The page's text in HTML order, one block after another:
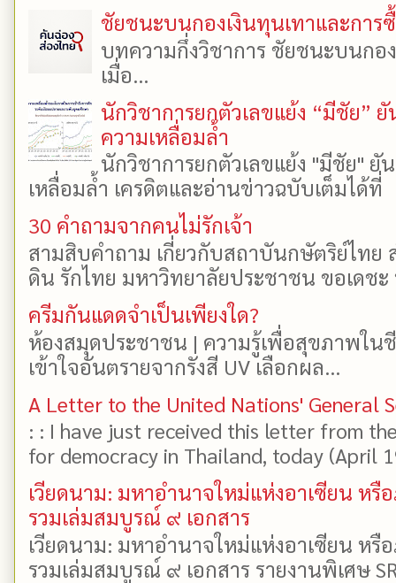
ชัยชนะบนกองเงินทุนเทาและการ
บทความกึ่งวิชาการ ชัยชนะบนกอ
เมื่อ...
นักวิชาการยกตัวเลขแย้ง “มีชัย”
ความเหลื่อมล้ำ
นักวิชาการยกตัวเลขแย้ง "มีชัย"
เหลื่อมล้ำ เครดิตและอ่านข่าวฉบับเต็มได้
30 คำถามจากคนไม่รักเจ้า
สามสิบคำถาม เกี่ยวกับสถาบันกษัตริย์ไทย
ดิน รักไทย มหาวิทยาลัยประชาชน ขอเดช
ครีมกันแดดจำเป็นเพียงใด?
ห้องสมุดประชาชน | ความรู้เพื่อสุขภาพใน
เข้าใจอันตรายจากรังสี UV เลือกผล...
A Letter to the United Nations' General
: : I have just received this letter from
for democracy in Thailand, today (April
เวียดนาม: มหาอำนาจใหม่แห่งอาเซียน ห
รวมเล่มสมบูรณ์ ๙ เอกสาร
เวียดนาม: มหาอำนาจใหม่แห่งอาเซียน ห
รวมเล่มสมบูรณ์ ๙ เอกสาร รายงานพิเศษ